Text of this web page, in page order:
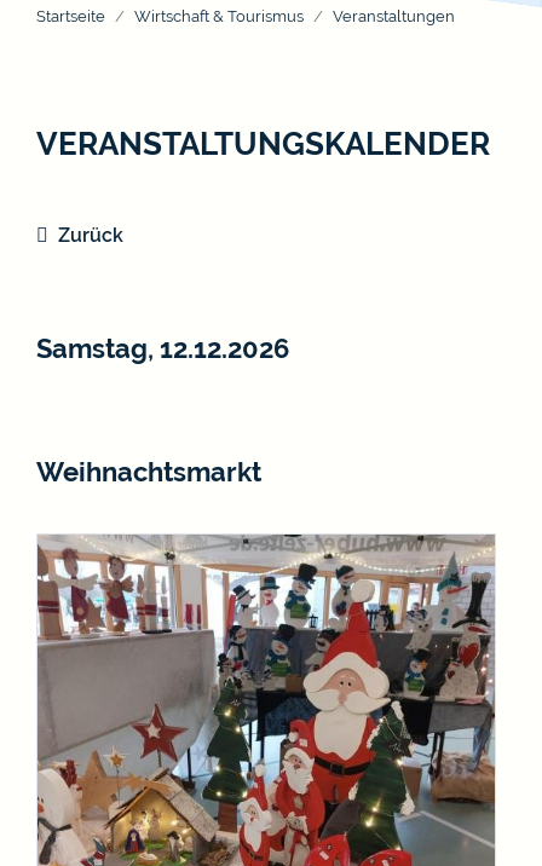
Startseite Wirtschaft & Tourismus Veranstaltungen
VERANSTALTUNGSKALENDER
Zurück
Samstag, 12.12.2026
Weihnachtsmarkt